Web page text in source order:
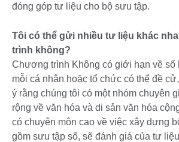
đóng góp tư liệu cho bộ sưu tập.
Tôi có thể gửi nhiều tư liệu khác
trình không?
Chương trình Không có giới hạn về
mỗi cá nhân hoặc tổ chức có thể đề
ý rằng chúng tôi có một nhóm chuyên
rộng về văn hóa và di sản văn hóa
có chuyên môn cao về việc xây dựng
gồm sưu tập số, sẽ đánh giá của tư